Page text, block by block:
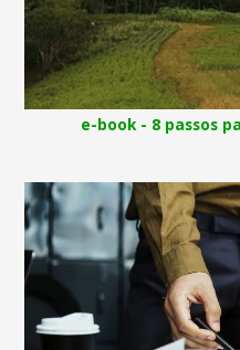
e-book - 8 passos